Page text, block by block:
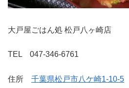
大戸屋ごはん処 松戸八ヶ崎店
TEL 047-346-6761
住所 千葉県松戸市八ケ崎1-10-5